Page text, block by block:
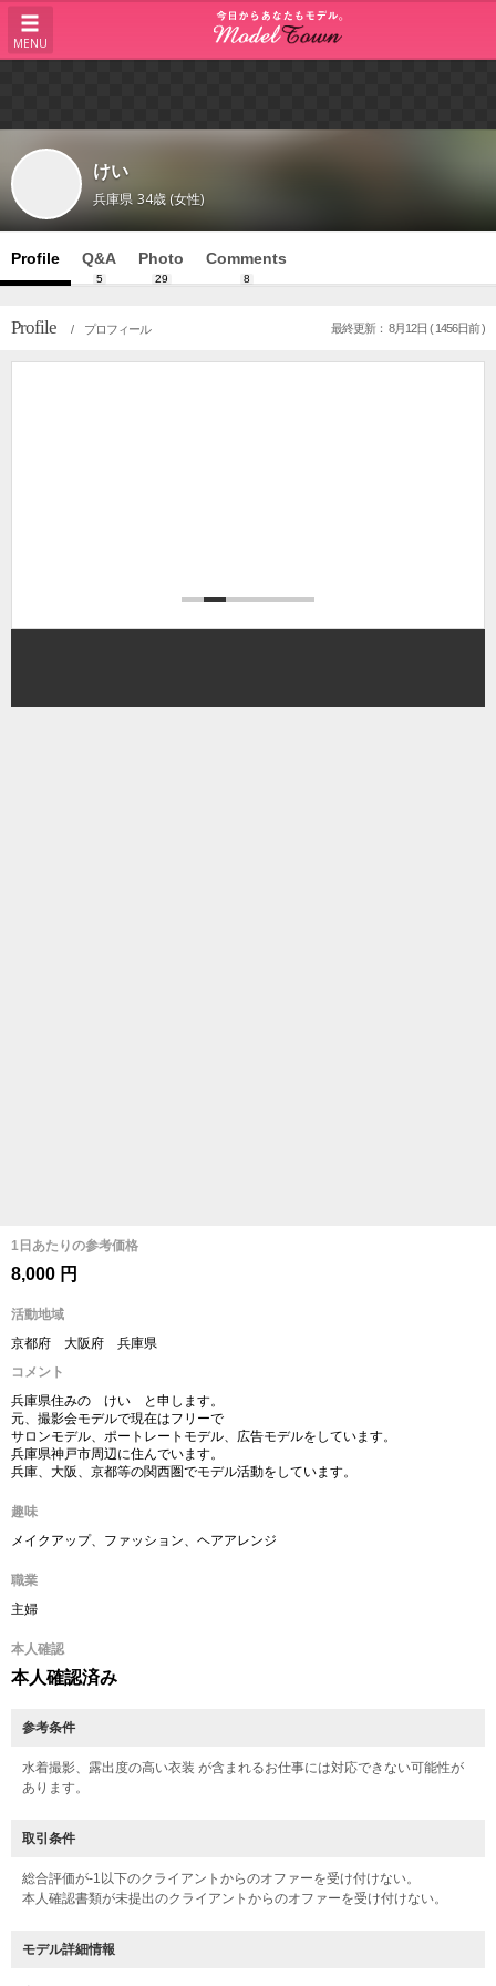
MENU
けい
兵庫県 34歳 (女性)
Profile Q&A
5
Photo
29
Comments
8
Profile / プロフィール 最終更新： 8月12日 ( 1456日前 )
1日あたりの参考価格
8,000 円
活動地域
京都府 大阪府 兵庫県
コメント
兵庫県住みの けい と申します。
元、撮影会モデルで現在はフリーで
サロンモデル、ポートレートモデル、広告モデルをしています。
兵庫県神戸市周辺に住んでいます。
兵庫、大阪、京都等の関西圏でモデル活動をしています。
趣味
メイクアップ、ファッション、ヘアアレンジ
職業
主婦
本人確認
本人確認済み
参考条件
水着撮影、露出度の高い衣装 が含まれるお仕事には対応できない可能性が
あります。
取引条件
総合評価が-1以下のクライアントからのオファーを受け付けない。
本人確認書類が未提出のクライアントからのオファーを受け付けない。
モデル詳細情報